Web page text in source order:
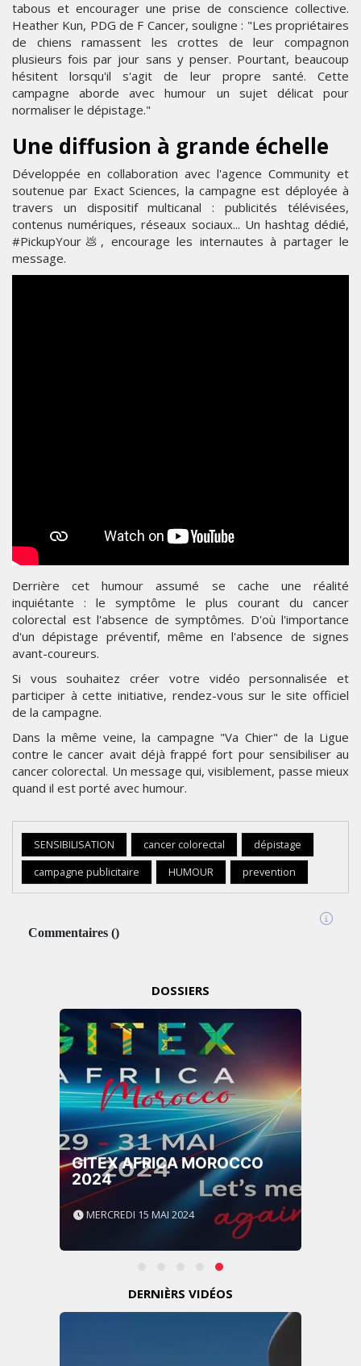
tabous et encourager une prise de conscience collective.
Heather Kun, PDG de F Cancer, souligne : "Les propriétaires
de chiens ramassent les crottes de leur compagnon
plusieurs fois par jour sans y penser. Pourtant, beaucoup
hésitent lorsqu'il s'agit de leur propre santé. Cette
campagne aborde avec humour un sujet délicat pour
normaliser le dépistage."
Une diffusion à grande échelle
Développée en collaboration avec l'agence Community et
soutenue par Exact Sciences, la campagne est déployée à
travers un dispositif multicanal : publicités télévisées,
contenus numériques, réseaux sociaux... Un hashtag dédié,
#PickupYour💩, encourage les internautes à partager le
message.
Derrière cet humour assumé se cache une réalité
inquiétante : le symptôme le plus courant du cancer
colorectal est l'absence de symptômes. D'où l'importance
d'un dépistage préventif, même en l'absence de signes
avant-coureurs.
Si vous souhaitez créer votre vidéo personnalisée et
participer à cette initiative, rendez-vous sur le site officiel
de la campagne.
Dans la même veine, la campagne "Va Chier" de la Ligue
contre le cancer avait déjà frappé fort pour sensibiliser au
cancer colorectal. Un message qui, visiblement, passe mieux
quand il est porté avec humour.
SENSIBILISATION cancer colorectal
dépistage
campagne publicitaire
HUMOUR prevention
Commentaires ()
DOSSIERS
GITEX AFRICA MOROCCO
2024
MERCREDI 15 MAI 2024
DERNIÈRS VIDÉOS